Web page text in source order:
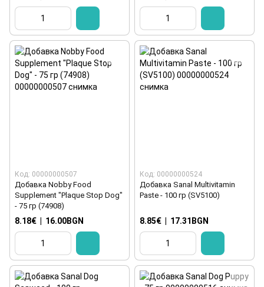
Код: 00000000507
Добавка Nobby Food
Supplement "Plaque Stop Dog"
- 75 гр (74908)
8.18€ 16.00BGN
Код: 00000000524
Добавка Sanal Multivitamin
Paste - 100 гр (SV5100)
8.85€ 17.31BGN